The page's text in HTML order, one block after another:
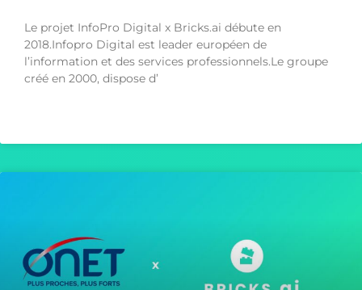
Le projet InfoPro Digital x Bricks.ai débute en
2018.Infopro Digital est leader européen de
l’information et des services professionnels.Le groupe
créé en 2000, dispose d’